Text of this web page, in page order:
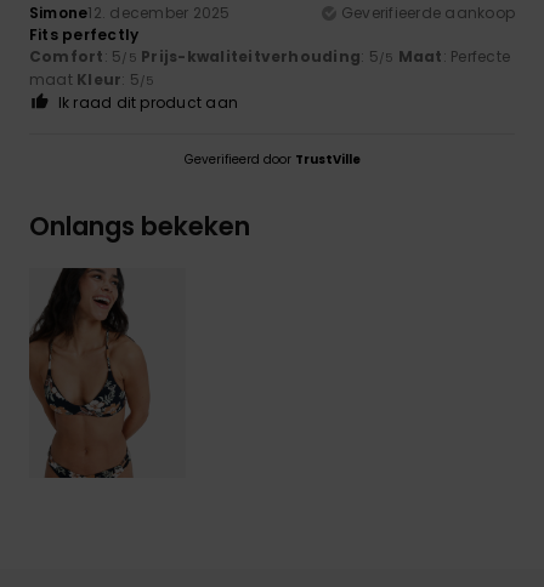
Simone12. december 2025
Geverifieerde aankoop
Fits perfectly
Comfort: 5/5 Prijs-kwaliteitverhouding: 5/5 Maat: Perfecte
maat Kleur: 5/5
Ik raad dit product aan
Geverifieerd door TrustVille
Onlangs bekeken